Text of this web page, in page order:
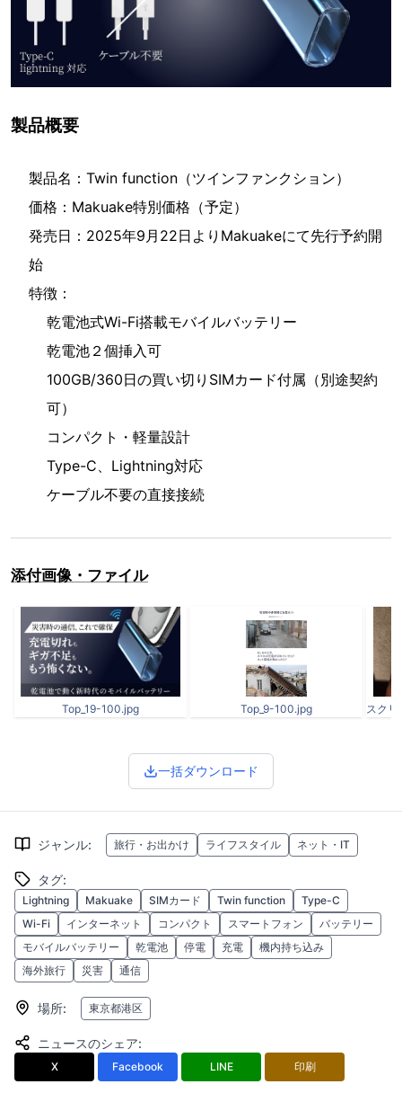
製品概要
製品名：Twin function（ツインファンクション）
価格：Makuake特別価格（予定）
発売日：2025年9月22日よりMakuakeにて先行予約開
始
特徴：
乾電池式Wi-Fi搭載モバイルバッテリー
乾電池２個挿入可
100GB/360日の買い切りSIMカード付属（別途契約
可）
コンパクト・軽量設計
Type-C、Lightning対応
ケーブル不要の直接接続
添付画像・ファイル
Top_19-100.jpg Top_9-100.jpg
一括ダウンロード
ジャンル: 旅行・お出かけ ライフスタイル ネット・IT
タグ:
Lightning Makuake SIMカード Twin function
Type-C
Wi-Fi
インターネット コンパクト スマートフォン
バッテリー
モバイルバッテリー
乾電池 停電 充電
機内持ち込み
海外旅行
災害 通信
場所: 東京都港区
ニュースのシェア:
X Facebook LINE 印刷